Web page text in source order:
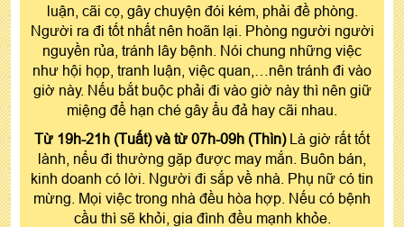
luận, cãi cọ, gây chuyện đói kém, phải đề phòng.
Người ra đi tốt nhất nên hoãn lại. Phòng người người
nguyền rủa, tránh lây bệnh. Nói chung những việc
như hội họp, tranh luận, việc quan,…nên tránh đi vào
giờ này. Nếu bắt buộc phải đi vào giờ này thì nên giữ
miệng để hạn ché gây ẩu đả hay cãi nhau.
Từ 19h-21h (Tuất) và từ 07h-09h (Thìn) Là giờ rất tốt
lành, nếu đi thường gặp được may mắn. Buôn bán,
kinh doanh có lời. Người đi sắp về nhà. Phụ nữ có tin
mừng. Mọi việc trong nhà đều hòa hợp. Nếu có bệnh
cầu thì sẽ khỏi, gia đình đều mạnh khỏe.